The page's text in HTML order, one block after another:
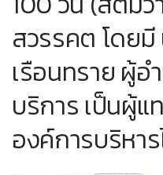
สวรรคต โดยมี
เรือนทราย ผู้อ
บริการ เป็นผู้
องค์การบริหา